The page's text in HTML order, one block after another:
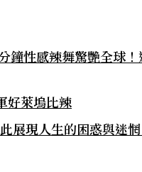
性感辣舞驚艷全球！
萊塢比辣
現人生的困惑與迷惘